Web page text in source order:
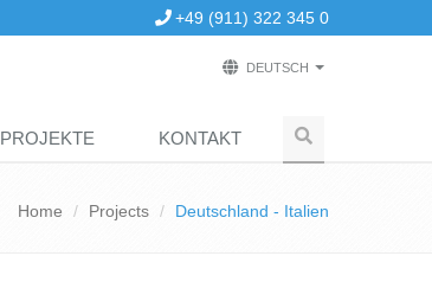
+49 (911) 322 345 0
SelectDEUTSCH
PROJEKTE KONTAKT
Home Projects Deutschland - Italien